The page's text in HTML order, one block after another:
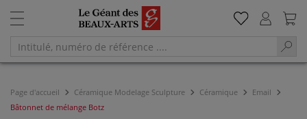
Page d'accueil Céramique Modelage Sculpture Céramique
Email
Bâtonnet de mélange Botz